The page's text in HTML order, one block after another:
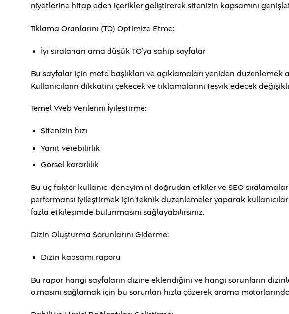
niyetlerine hitap eden içerikler geliştirerek sitenizin kapsamını
Tıklama Oranlarını (TO) Optimize Etme:
İyi sıralanan ama düşük TO’ya sahip sayfalar
Bu sayfalar için meta başlıkları ve açıklamaları yeniden düzenlemek
Kullanıcıların dikkatini çekecek ve tıklamalarını teşvik edecek
Temel Web Verilerini İyileştirme:
Sitenizin hızı
Yanıt verebilirlik
Görsel kararlılık
Bu üç faktör kullanıcı deneyimini doğrudan etkiler ve SEO
performansı iyileştirmek için teknik düzenlemeler yaparak
fazla etkileşimde bulunmasını sağlayabilirsiniz.
Dizin Oluşturma Sorunlarını Giderme:
Dizin kapsamı raporu
Bu rapor hangi sayfaların dizine eklendiğini ve hangi sorunların
olmasını sağlamak için bu sorunları hızla çözerek arama